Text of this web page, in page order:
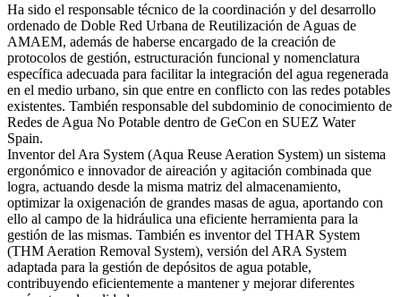
Ha sido el responsable técnico de la coordinación y del desarrollo
ordenado de Doble Red Urbana de Reutilización de Aguas de
AMAEM, además de haberse encargado de la creación de
protocolos de gestión, estructuración funcional y nomenclatura
específica adecuada para facilitar la integración del agua regenerada
en el medio urbano, sin que entre en conflicto con las redes potables
existentes. También responsable del subdominio de conocimiento de
Redes de Agua No Potable dentro de GeCon en SUEZ Water
Spain.
Inventor del Ara System (Aqua Reuse Aeration System) un sistema
ergonómico e innovador de aireación y agitación combinada que
logra, actuando desde la misma matriz del almacenamiento,
optimizar la oxigenación de grandes masas de agua, aportando con
ello al campo de la hidráulica una eficiente herramienta para la
gestión de las mismas. También es inventor del THAR System
(THM Aeration Removal System), versión del ARA System
adaptada para la gestión de depósitos de agua potable,
contribuyendo eficientemente a mantener y mejorar diferentes